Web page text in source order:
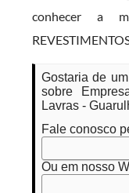
conhecer a
Gostaria de
sobre
Lavras -
Fale conosco
Ou em nosso